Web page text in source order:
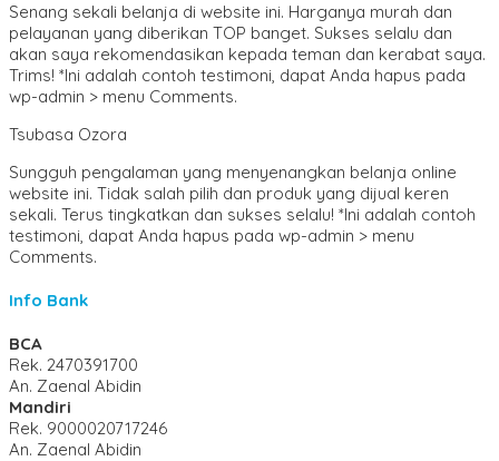
Senang sekali belanja di website ini. Harganya murah dan
pelayanan yang diberikan TOP banget. Sukses selalu dan
akan saya rekomendasikan kepada teman dan kerabat saya.
Trims! *Ini adalah contoh testimoni, dapat Anda hapus pada
wp-admin > menu Comments.
Tsubasa Ozora
Sungguh pengalaman yang menyenangkan belanja online
website ini. Tidak salah pilih dan produk yang dijual keren
sekali. Terus tingkatkan dan sukses selalu! *Ini adalah contoh
testimoni, dapat Anda hapus pada wp-admin > menu
Comments.
Info Bank
BCA
Rek. 2470391700
An. Zaenal Abidin
Mandiri
Rek. 9000020717246
An. Zaenal Abidin